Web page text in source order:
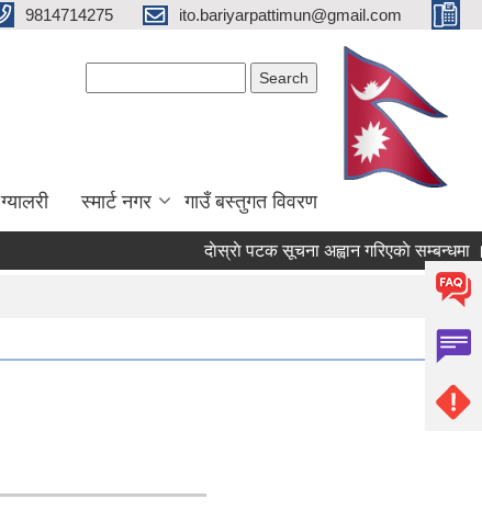
9814714275 ito.bariyarpattimun@gmail.com
ग्यालरी स्मार्ट नगर गाउँ बस्तुगत विवरण
दाेस्राे पटक सूचना अह्वान गरिएकाे सम्बन्धमा ।